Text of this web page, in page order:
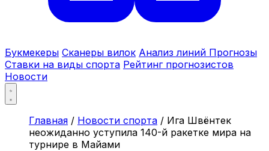
Букмекеры Сканеры вилок Анализ линий Прогнозы
Ставки на виды спорта Рейтинг прогнозистов
Новости
Главная / Новости спорта / Ига Швёнтек
неожиданно уступила 140-й ракетке мира на
турнире в Майами